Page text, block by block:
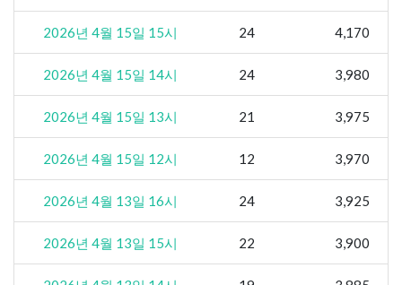
2026년 4월 15일 15시 24 4,170
2026년 4월 15일 14시 24 3,980
2026년 4월 15일 13시 21 3,975
2026년 4월 15일 12시 12 3,970
2026년 4월 13일 16시 24 3,925
2026년 4월 13일 15시 22 3,900